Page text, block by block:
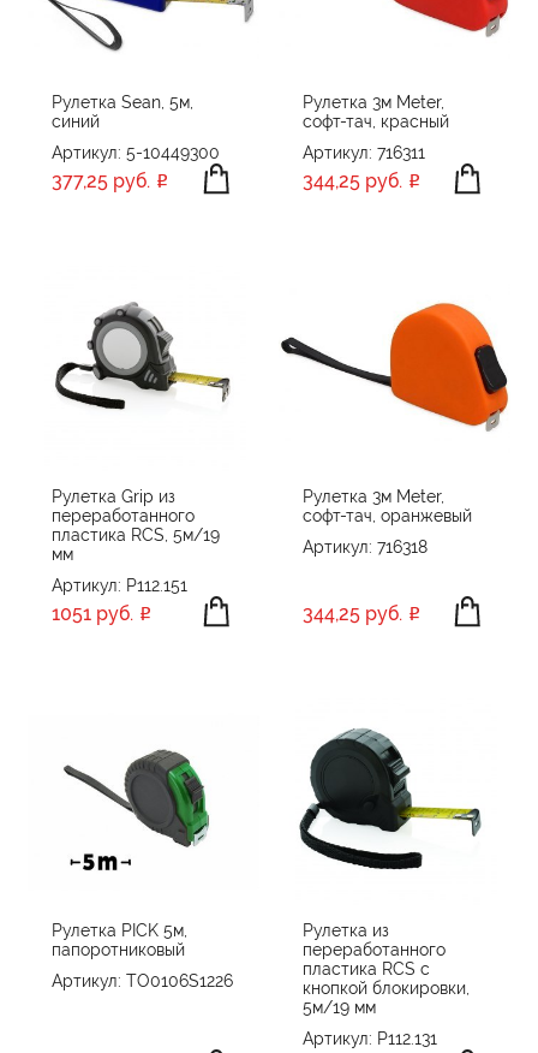
Рулетка Sean, 5м,
синий
Артикул: 5-10449300
377,25 руб.
Рулетка 3м Meter,
софт-тач, красный
Артикул: 716311
344,25 руб.
Рулетка Grip из
переработанного
пластика RCS, 5м/19
мм
Артикул: P112.151
1051 руб.
Рулетка 3м Meter,
софт-тач, оранжевый
Артикул: 716318
344,25 руб.
Рулетка PICK 5м,
папоротниковый
Артикул: TO0106S1226
Рулетка из
переработанного
пластика RCS с
кнопкой блокировки,
5м/19 мм
Артикул: P112.131